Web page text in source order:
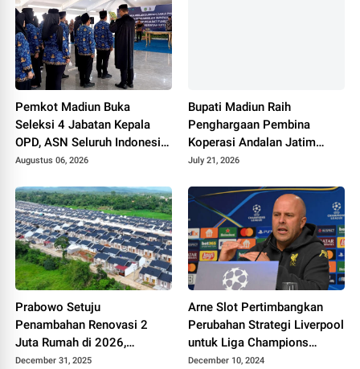
Pemkot Madiun Buka
Seleksi 4 Jabatan Kepala
OPD, ASN Seluruh Indonesia
Bisa Mendaftar
Augustus 06, 2026
Bupati Madiun Raih
Penghargaan Pembina
Koperasi Andalan Jatim
2026 pada Puncak Hari
July 21, 2026
Prabowo Setuju
Penambahan Renovasi 2
Juta Rumah di 2026,
Pemerintah Siapkan
December 31, 2025
Arne Slot Pertimbangkan
Perubahan Strategi Liverpool
untuk Liga Champions
Musim Depan
December 10, 2024